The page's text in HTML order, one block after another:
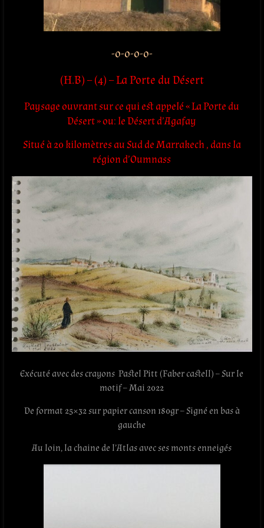
-o-o-o-o-
(H.B) – (4) – La Porte du Désert
Paysage ouvrant sur ce qui est appelé « La Porte du
Désert » ou: le Désert d’Agafay
Situé à 20 kilomètres au Sud de Marrakech , dans la
région d’Oumnass
Exécuté avec des crayons Pastel Pitt (Faber castell) – Sur le
motif – Mai 2022
De format 25×32 sur papier canson 180gr – Signé en bas à
gauche
Au loin, la chaine de l’Atlas avec ses monts enneigés